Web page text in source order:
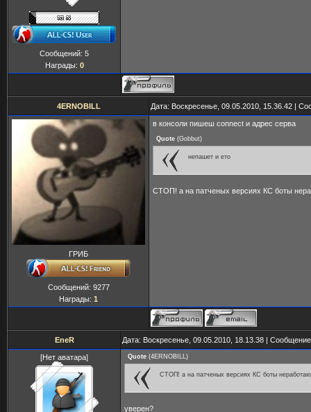
Сообщений: 5
Награды: 0
4ERNOBILL Дата: Воскресенье, 09.05.2010, 15.36.42 |
ГРИБ
Сообщений: 9277
Награды: 1
в консоли пишеш connect и адрес серва
Quote (Gobbut)
непашет и ето
СТОП! а на патченых версиях КС боты
EneR Дата: Воскресенье, 09.05.2010, 18.13.38 |
[Нет аватара] Quote (4ERNOBILL)
СТОП! а на патченых версиях КС боты
уверен?